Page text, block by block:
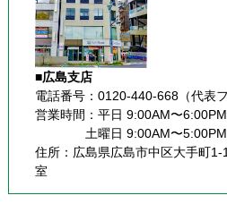
■広島支店
電話番号：0120-440-668（代表
営業時間：平日 9:00AM〜6:00PM
              土曜日 9:00AM〜5:00PM
住所：広島県広島市中区大手町
室